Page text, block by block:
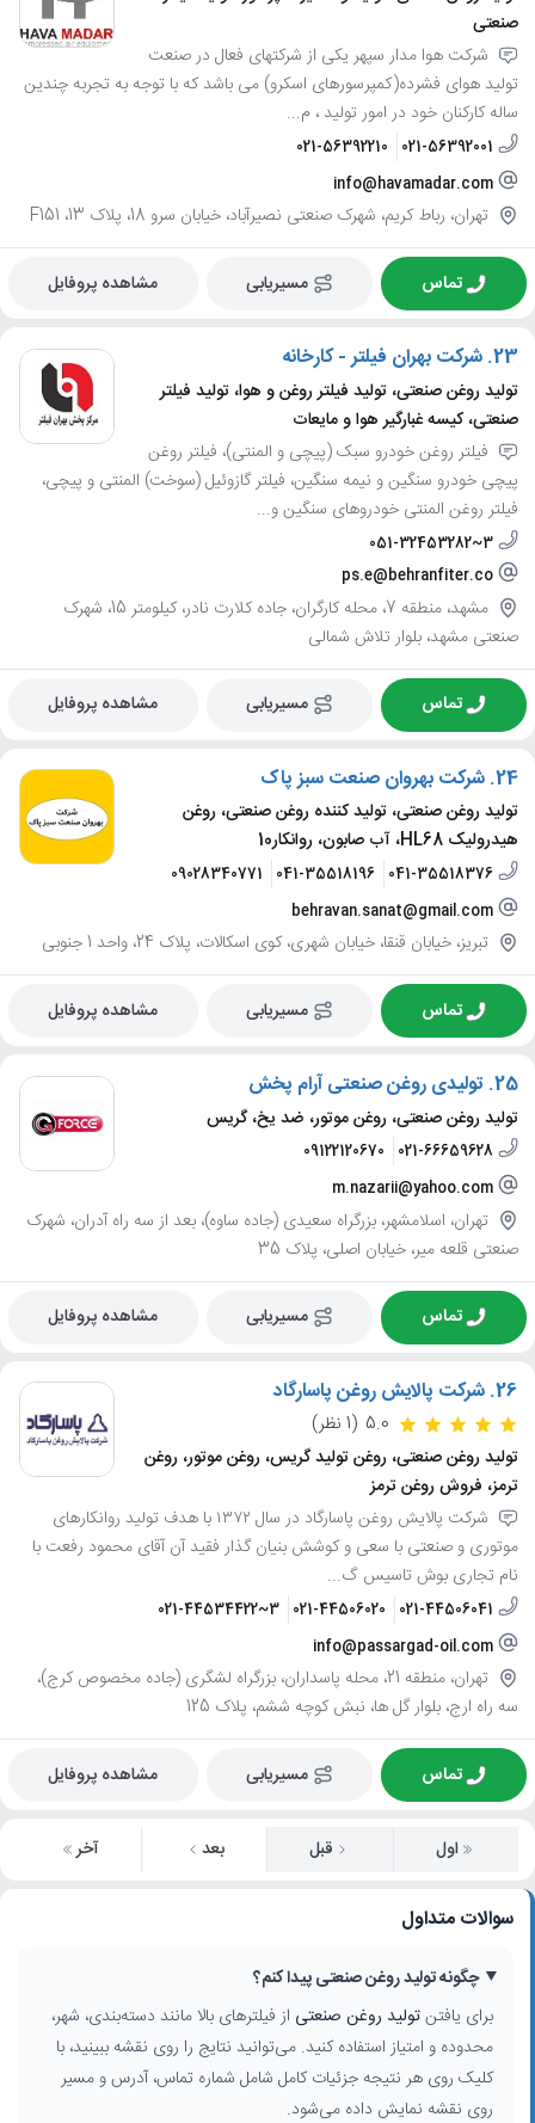
صنعتی
شرکت هوا مدار سپهر یکی از شرکتهای فعال در صنعت
تولید هوای فشرده(کمپرسورهای اسکرو) می باشد که با توجه به تجربه چندین
ساله کارکنان خود در امور تولید ، م...
021-56392001
021-56392210
info@havamadar.com
تهران، رباط کریم، شهرک صنعتی نصیرآباد، خیابان سرو 18، پلاک 13، F151
تماس مسیریابی مشاهده پروفایل
23. شرکت بهران فیلتر - کارخانه
تولید روغن صنعتی، تولید فیلتر روغن و هوا، تولید فیلتر
صنعتی، کیسه غبارگیر هوا و مایعات
فیلتر روغن خودرو سبک (پیچی و المنتی)، فیلتر روغن
پیچی خودرو سنگین و نیمه سنگین، فیلتر گازوئیل (سوخت) المنتی و پیچی،
فیلتر روغن المنتی خودروهای سنگین و...
051-32453282~3
ps.e@behranfiter.co
مشهد، منطقه 7، محله کارگران، جاده کلارت نادر، کیلومتر 15، شهرک
صنعتی مشهد، بلوار تلاش شمالی
تماس مسیریابی مشاهده پروفایل
24. شرکت بهروان صنعت سبز پاک
تولید روغن صنعتی، تولید کننده روغن صنعتی، روغن
هیدرولیک HL68، آب صابون، روانکار10
041-35518376
041-35518196
09028340771
behravan.sanat@gmail.com
تبریز، خیابان قنقا، خیابان شهری، کوی اسکالات، پلاک 24، واحد 1 جنوبی
تماس مسیریابی مشاهده پروفایل
25. تولیدی روغن صنعتی آرام پخش
تولید روغن صنعتی، روغن موتور، ضد یخ، گریس
021-66659628
09122120670
m.nazarii@yahoo.com
تهران، اسلامشهر، بزرگراه سعیدی (جاده ساوه)، بعد از سه راه آدران، شهرک
صنعتی قلعه میر، خیابان اصلی، پلاک 35
تماس مسیریابی مشاهده پروفایل
26. شرکت پالایش روغن پاسارگاد
5.0 (1 نظر)
تولید روغن صنعتی، روغن تولید گریس، روغن موتور، روغن
ترمز، فروش روغن ترمز
شرکت پالایش روغن پاسارگاد در سال ۱۳۷۲ با هدف تولید روانکارهای
موتوری و صنعتی با سعی و کوشش بنیان گذار فقید آن آقای محمود رفعت با
نام تجاری بوش تاسیس گ...
021-44506041
021-44506020
021-44534422~3
info@passargad-oil.com
تهران، منطقه 21، محله پاسداران، بزرگراه لشگری (جاده مخصوص کرج)،
سه راه ارج، بلوار گل ها، نبش کوچه ششم، پلاک 125
تماس مسیریابی مشاهده پروفایل
اول قبل بعد آخر
سوالات متداول
چگونه تولید روغن صنعتی پیدا کنم؟
برای یافتنتولید روغن صنعتی از فیلترهای بالا مانند دسته‌بندی، شهر،
محدوده و امتیاز استفاده کنید. می‌توانید نتایج را روی نقشه ببینید، با
کلیک روی هر نتیجه جزئیات کامل شامل شماره تماس، آدرس و مسیر
روی نقشه نمایش داده می‌شود.